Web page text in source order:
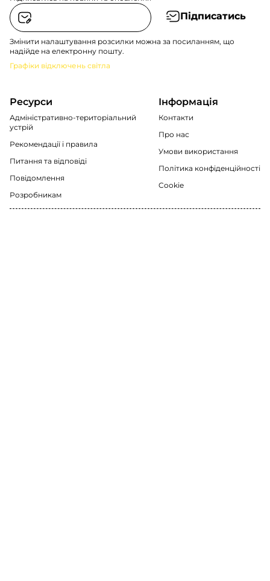
Підписатись
Змінити налаштування розсилки можна за посиланням, що
надійде на електронну пошту.
Графіки відключень світла
Ресурси
Адміністративно-територіальний
устрій
Рекомендації i правила
Питання та відповіді
Повідомлення
Розробникам
Інформація
Контакти
Про нас
Умови використання
Політика конфіденційності
Cookie